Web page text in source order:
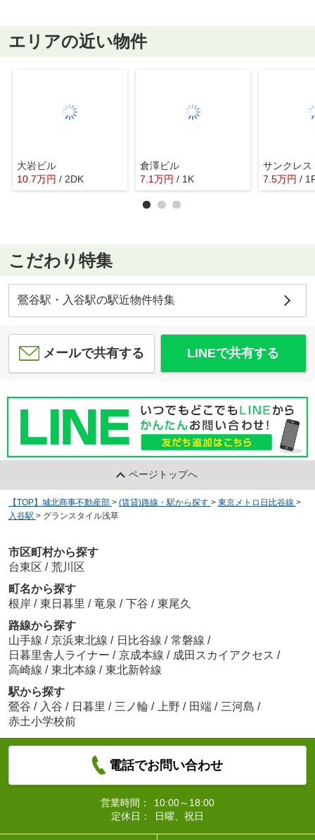
エリアの近い物件
大岩ビル
10.7万円 / 2DK
倉澤ビル
7.1万円 / 1K
サンクレス
7.5万円 /
こだわり特集
鶯谷駅・入谷駅の駅近物件特集
メールで共有する LINEで共有する
ページトップへ
【TOP】城北商事不動産部 > (賃貸)路線・駅から探す > 東京メトロ日比谷線 >
入谷駅 > グランスタイル浅草
市区町村から探す
台東区 / 荒川区
町名から探す
根岸 / 東日暮里 / 竜泉 / 下谷 / 東尾久
路線から探す
山手線 / 京浜東北線 / 日比谷線 / 常磐線 /
日暮里舎人ライナー / 京成本線 / 成田スカイアクセス /
高崎線 / 東北本線 / 東北新幹線
駅から探す
鶯谷 / 入谷 / 日暮里 / 三ノ輪 / 上野 / 田端 / 三河島 /
赤土小学校前
電話でお問い合わせ
営業時間：
10:00～18:00
定休日：
日曜、祝日